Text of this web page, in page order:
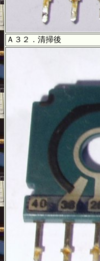
Ａ３２．清掃後